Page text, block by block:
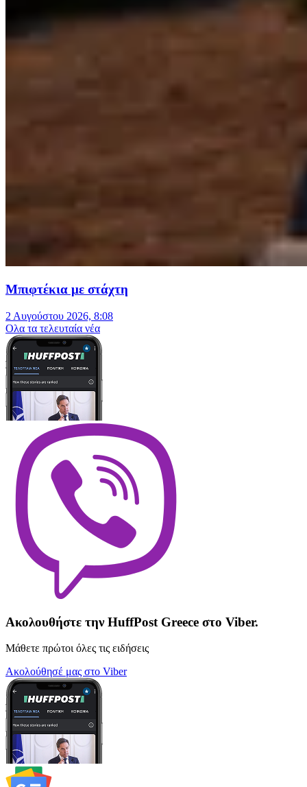
Μπιφτέκια με στάχτη
2 Αυγούστου 2026, 8:08
Oλα τα τελευταία νέα
Ακολουθήστε την HuffPost Greece στο Viber.
Μάθετε πρώτοι όλες τις ειδήσεις
Ακολούθησέ μας στο Viber